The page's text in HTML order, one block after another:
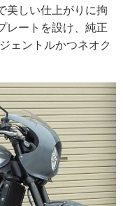
美しい仕上がりに拘
レートを設け、純正
ェントルかつネオク